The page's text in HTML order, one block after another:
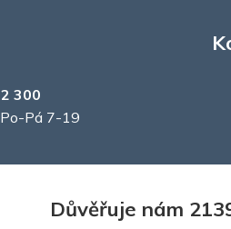
300
Pá 7-19
Důvěřuje nám